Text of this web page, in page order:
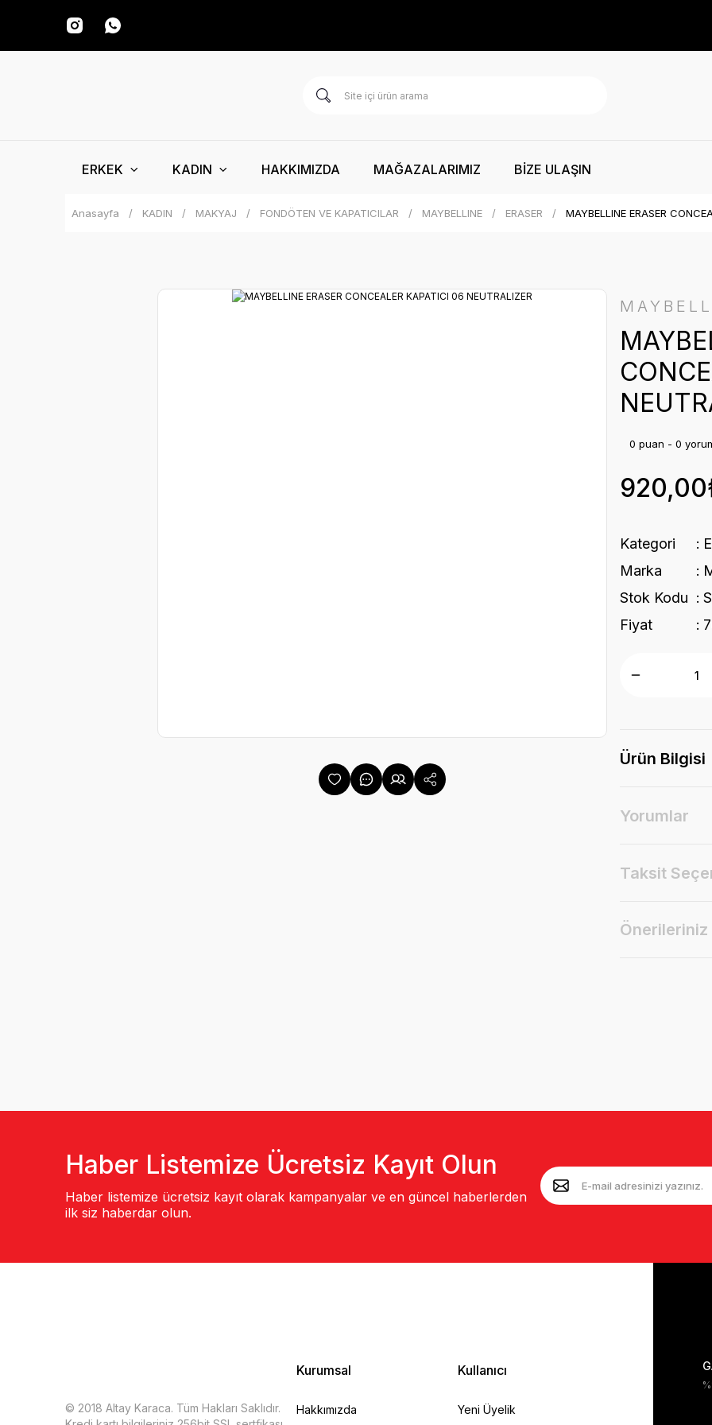
ERKEK KADIN HAKKIMIZDA MAĞAZALARIMIZ BİZE ULAŞIN
Anasayfa KADIN MAKYAJ FONDÖTEN VE KAPATICILAR MAYBELLINE ERASER MAYBELLINE ERASER
0 puan - 0
Kategori
Marka
Stok Kodu
Fiyat
Ürün Bilgisi
Yorumlar
Taksit
Önerileriniz
Haber Listemize Ücretsiz Kayıt Olun
Haber listemize ücretsiz kayıt olarak kampanyalar ve en güncel haberlerden
ilk siz haberdar olun.
© 2018 Altay Karaca. Tüm Hakları Saklıdır.
Kurumsal
Hakkımızda
Kullanıcı
Yeni Üyelik